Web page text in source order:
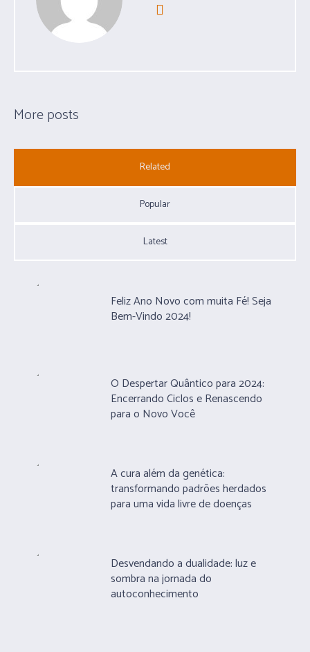
More posts
Related
Popular
Latest
Feliz Ano Novo com muita Fé! Seja
Bem-Vindo 2024!
O Despertar Quântico para 2024:
Encerrando Ciclos e Renascendo
para o Novo Você
A cura além da genética:
transformando padrões herdados
para uma vida livre de doenças
Desvendando a dualidade: luz e
sombra na jornada do
autoconhecimento